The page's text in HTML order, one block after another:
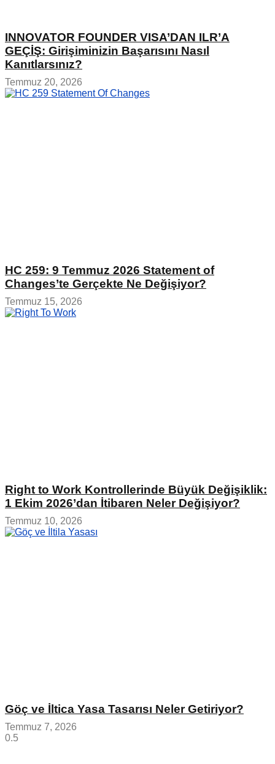
INNOVATOR FOUNDER VISA’DAN ILR’A
GEÇİŞ: Girişiminizin Başarısını Nasıl
Kanıtlarsınız?
Temmuz 20, 2026
HC 259: 9 Temmuz 2026 Statement of
Changes’te Gerçekte Ne Değişiyor?
Temmuz 15, 2026
Right to Work Kontrollerinde Büyük Değişiklik:
1 Ekim 2026’dan İtibaren Neler Değişiyor?
Temmuz 10, 2026
Göç ve İltica Yasa Tasarısı Neler Getiriyor?
Temmuz 7, 2026